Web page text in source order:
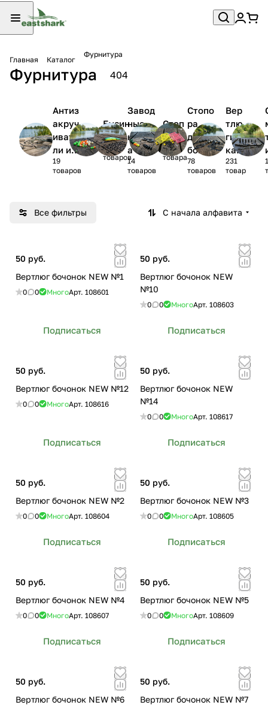
Главная Каталог
Фурнитура
Фурнитура 404
Антиз
акруч
ивате
ли и
отвод
ы
19
товаров
Бусин
ы
19
товаров
Завод
ные
кольц
а
14
товаров
Стоп
ора
33
товара
Стопо
ра
для
бойло
в
78
товаров
Вер
тлю
ги,
кар
аби
ны
231
товар
Все фильтры С начала алфавита
50 руб.
Вертлюг бочонок NEW №1
0 0 МногоАрт. 108601
Подписаться
50 руб.
Вертлюг бочонок NEW
№10
0 0 МногоАрт. 108603
Подписаться
50 руб.
Вертлюг бочонок NEW №12
0 0 МногоАрт. 108616
Подписаться
50 руб.
Вертлюг бочонок NEW
№14
0 0 МногоАрт. 108617
Подписаться
50 руб.
Вертлюг бочонок NEW №2
0 0 МногоАрт. 108604
Подписаться
50 руб.
Вертлюг бочонок NEW №3
0 0 МногоАрт. 108605
Подписаться
50 руб.
Вертлюг бочонок NEW №4
0 0 МногоАрт. 108607
Подписаться
50 руб.
Вертлюг бочонок NEW №5
0 0 МногоАрт. 108609
Подписаться
50 руб.
Вертлюг бочонок NEW №6
50 руб.
Вертлюг бочонок NEW №7